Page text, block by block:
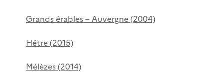
Grands érables – Auvergne (2004)
Hêtre (2015)
Mélèzes (2014)